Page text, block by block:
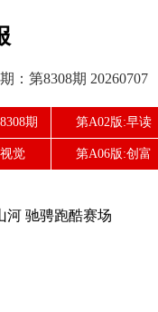
：第8308期 20260707
期 第A02版:早读
觉 第A06版:创富
河 驰骋跑酷赛场